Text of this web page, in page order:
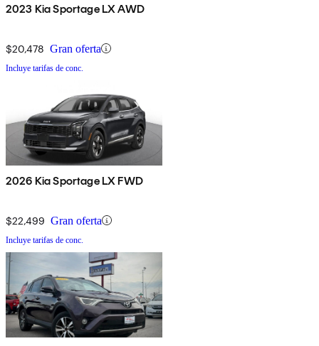
2023 Kia Sportage LX AWD
$20,478 Gran oferta
Incluye tarifas de conc.
2026 Kia Sportage LX FWD
$22,499 Gran oferta
Incluye tarifas de conc.